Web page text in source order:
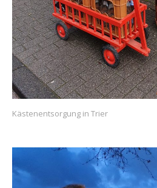
Kästenentsorgung in Trier